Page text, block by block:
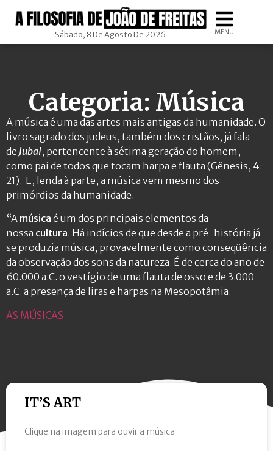
Sábado, 8 De Agosto De 2026 MENU
Categoria: Música
A música é uma das artes mais antigas da humanidade. O
livro sagrado dos judeus, também dos cristãos, já fala
de Jubal, pertencente à sétima geração do homem,
como pai de todos que tocam harpa e flauta (Gênesis, 4:
21). E, lenda à parte, a música vem mesmo dos
primórdios da humanidade.
“A música é um dos principais elementos da
nossa cultura. Há indícios de que desde a pré-história já
se produzia música, provavelmente como conseqüência
da observação dos sons da natureza. É de cerca do ano de
60.000 a.C. o vestígio de uma flauta de osso e de 3.000
a.C. a presença de liras e harpas na Mesopotâmia.
AS MÚSICAS
IT’S ART
Clique na imagem para ouvir a música